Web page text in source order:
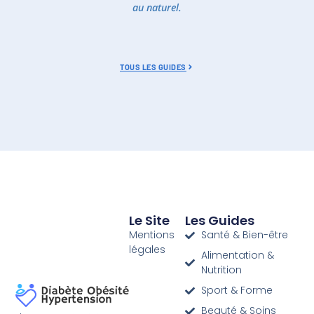
au naturel.
TOUS LES GUIDES
Le Site
Mentions
légales
Les Guides
Santé & Bien-être
Alimentation &
Nutrition
Sport & Forme
Beauté & Soins